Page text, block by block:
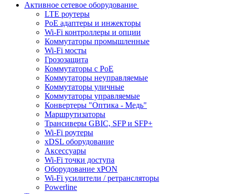
Активное сетевое оборудование
LTE роутеры
PoE адаптеры и инжекторы
Wi-Fi контроллеры и опции
Коммутаторы промышленные
Wi-Fi мосты
Грозозащита
Коммутаторы c PoE
Коммутаторы неуправляемые
Коммутаторы уличные
Коммутаторы управляемые
Конвертеры "Оптика - Медь"
Маршрутизаторы
Трансиверы GBIC, SFP и SFP+
Wi-Fi роутеры
xDSL оборудование
Аксессуары
Wi-Fi точки доступа
Оборудование хPON
Wi-Fi усилители / ретрансляторы
Powerline